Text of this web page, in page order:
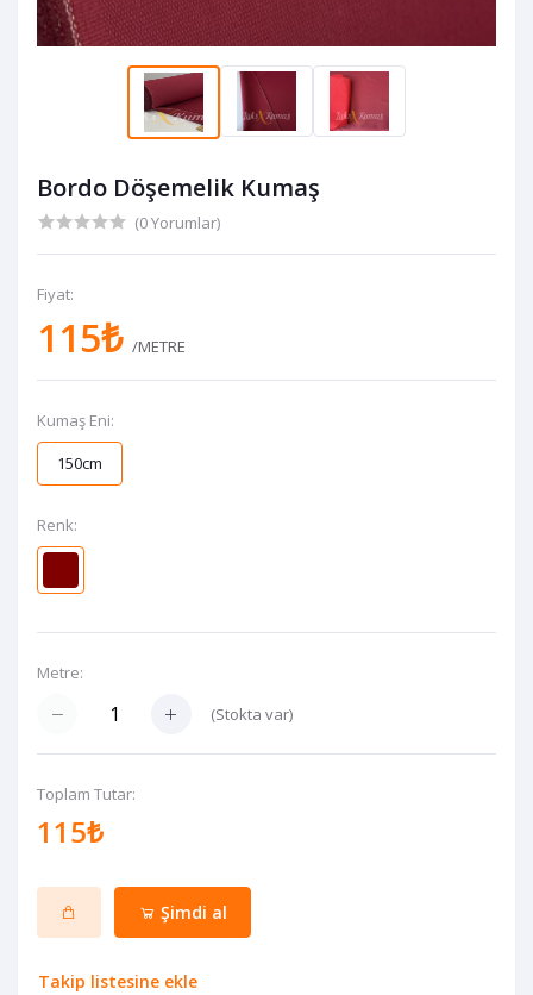
Bordo Döşemelik Kumaş
(0 Yorumlar)
Fiyat:
115₺ /METRE
Kumaş Eni:
150cm
Renk:
Metre:
(Stokta var)
Toplam Tutar:
115₺
Şimdi al
Takip listesine ekle